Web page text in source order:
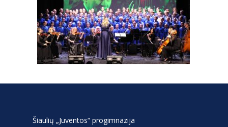
Šiaulių „Juventos“ progimnazija